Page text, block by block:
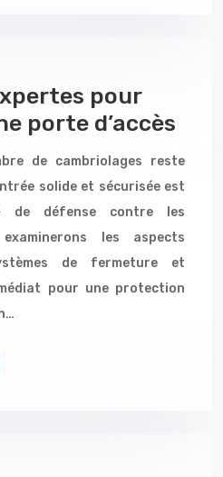
pour
porte d’accès
de cambriolages reste
solide et sécurisée est
de défense contre les
les aspects
de fermeture et
pour une protection